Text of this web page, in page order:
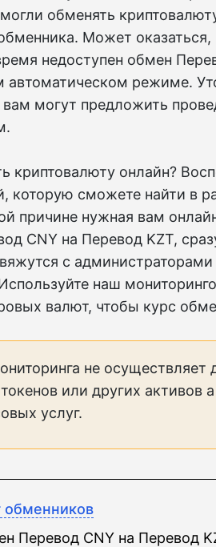
обменять
Может оказаться,
недоступен обмен
автоматическом режиме.
вам могут предложить
криптовалюту онлайн?
которую сможете найти в
причине нужная вам
CNY на Перевод KZT,
с
наш
валют, чтобы курс
не осуществляет
или других активов
услуг.
обменников
Перевод CNY на Перевод